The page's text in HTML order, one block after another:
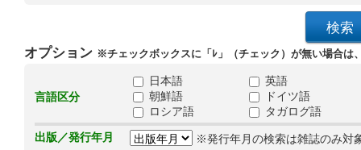
オプション ※チェックボックスに「ﾚ」（チェック）が無い場合は
言語区分
日本語
英語
朝鮮語
ドイツ語
ロシア語
タガログ語
出版／発行年月
※発行年月の検索は雑誌のみ対